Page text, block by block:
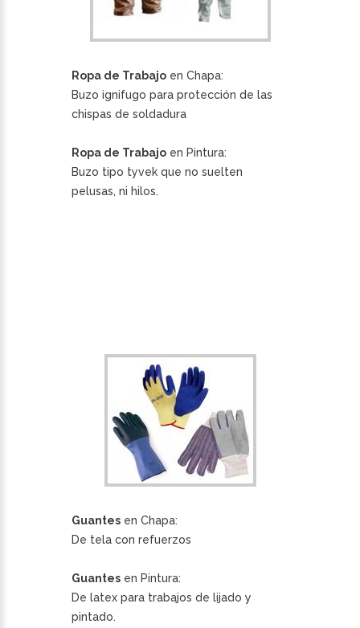
Ropa de Trabajo en Chapa:
Buzo ignifugo para protección de las
chispas de soldadura
Ropa de Trabajo en Pintura:
Buzo tipo tyvek que no suelten
pelusas, ni hilos.
Guantes en Chapa:
De tela con refuerzos
Guantes en Pintura:
De latex para trabajos de lijado y
pintado.